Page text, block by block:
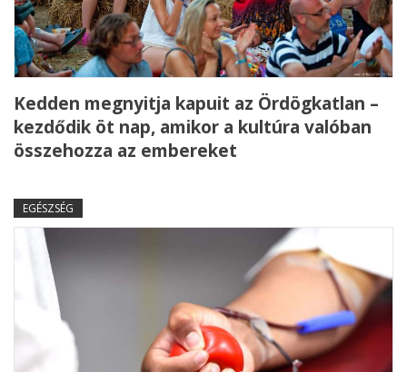
Kedden megnyitja kapuit az Ördögkatlan –
kezdődik öt nap, amikor a kultúra valóban
összehozza az embereket
EGÉSZSÉG